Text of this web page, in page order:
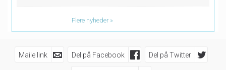
Flere nyheder
Maile link Del på Facebook Del på Twitter